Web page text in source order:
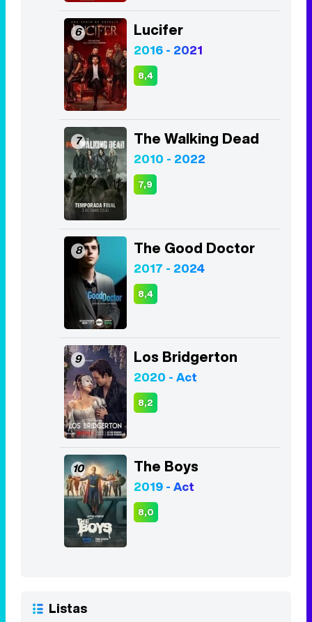
6 Lucifer
2016 - 2021
8,4
7 The Walking Dead
2010 - 2022
7,9
8 The Good Doctor
2017 - 2024
8,4
9 Los Bridgerton
2020 - Act
8,2
10 The Boys
2019 - Act
8,0
Listas